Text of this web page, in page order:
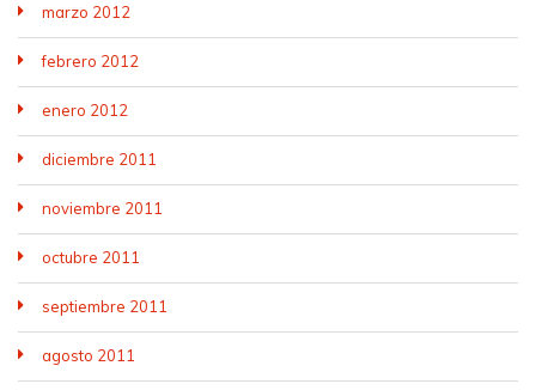
marzo 2012
febrero 2012
enero 2012
diciembre 2011
noviembre 2011
octubre 2011
septiembre 2011
agosto 2011